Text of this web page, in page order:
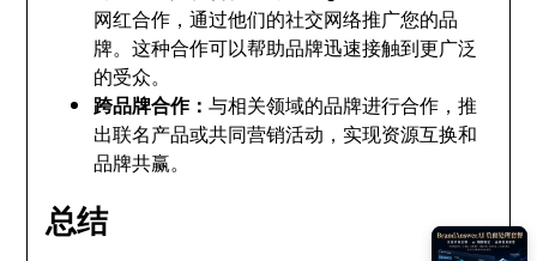
网红合作，通过他们的社交网络推广您的品
牌。这种合作可以帮助品牌迅速接触到更广泛
的受众。
跨品牌合作：与相关领域的品牌进行合作，推
出联名产品或共同营销活动，实现资源互换和
品牌共赢。
总结